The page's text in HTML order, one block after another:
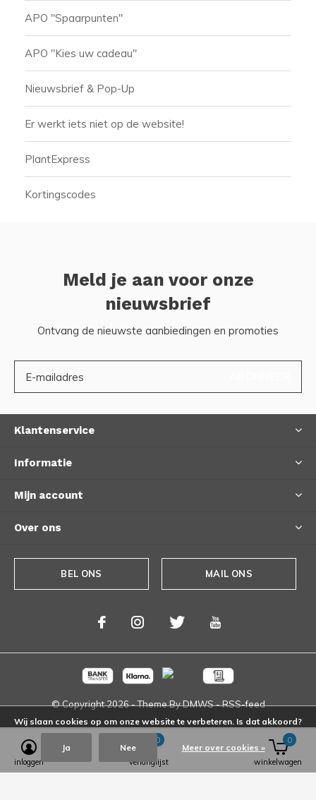
APO ''Spaarpunten''
APO ''Kies uw cadeau''
Nieuwsbrief & Pop-Up
Er werkt iets niet op de website!
PlantExpress
Kortingscodes
Meld je aan voor onze
nieuwsbrief
Ontvang de nieuwste aanbiedingen en promoties
Klantenservice
Informatie
Mijn account
Over ons
BEL ONS MAIL ONS
© Copyright2026- Theme ByDMWS-RSS-feed
inloggen verlanglijst
0
winkelwagen
0
Wij slaan cookies op om onze website te verbeteren. Is dat akkoord?
Ja Nee Meer over cookies »